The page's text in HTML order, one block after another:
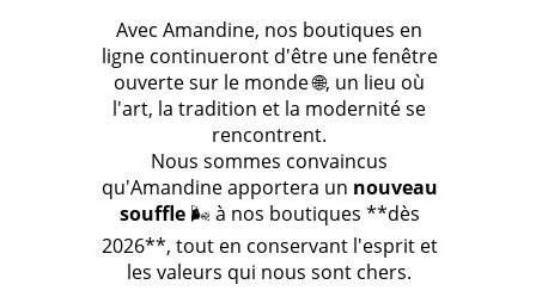
Avec Amandine, nos boutiques en
ligne continueront d'être une fenêtre
ouverte sur le monde 🌐, un lieu où
l'art, la tradition et la modernité se
rencontrent.
Nous sommes convaincus
qu'Amandine apportera un nouveau
souffle🌬️ à nos boutiques **dès
2026**, tout en conservant l'esprit et
les valeurs qui nous sont chers.